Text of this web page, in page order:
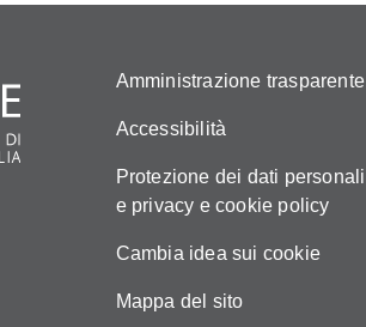
Amministrazione trasparente
Accessibilità
Protezione dei dati personali
e privacy e cookie policy
Cambia idea sui cookie
Mappa del sito